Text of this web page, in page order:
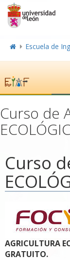
Escuela de
Curso de
Curso
AGRICULTURA
GRATUITO.